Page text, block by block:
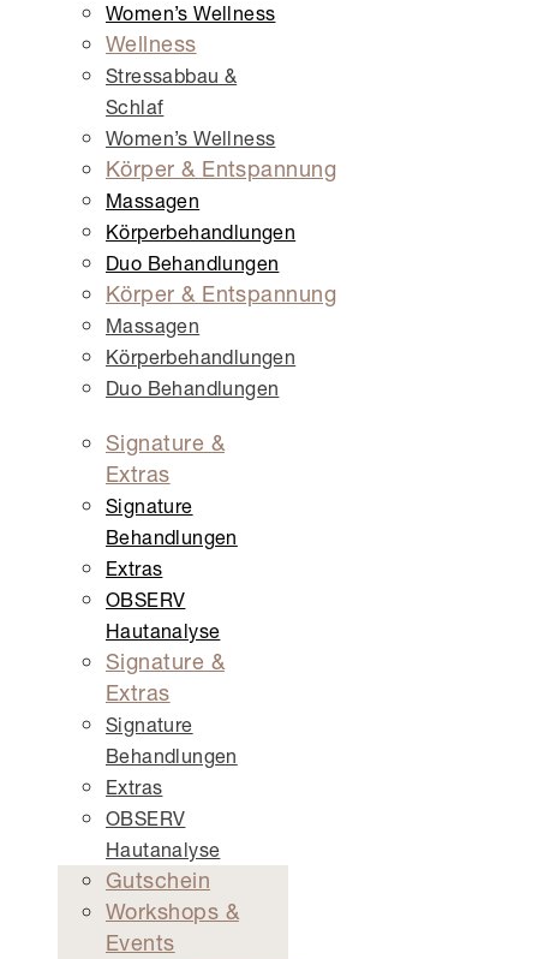
Women’s Wellness
Wellness
Stressabbau &
Schlaf
Women’s Wellness
Körper & Entspannung
Massagen
Körper­behandlungen
Duo Behandlungen
Körper & Entspannung
Massagen
Körper­behandlungen
Duo Behandlungen
Signature &
Extras
Signature
Behandlungen
Extras
OBSERV
Hautanalyse
Signature &
Extras
Signature
Behandlungen
Extras
OBSERV
Hautanalyse
Gutschein
Workshops &
Events